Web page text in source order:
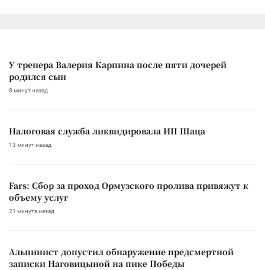
У тренера Валерия Карпина после пяти дочерей
родился сын
8 минут назад
Налоговая служба ликвидировала ИП Шаца
13 минут назад
Fars: Сбор за проход Ормузского пролива привяжут к
объему услуг
21 минута назад
Альпинист допустил обнаружение предсмертной
записки Наговицыной на пике Победы